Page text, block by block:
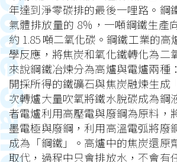
年達到淨零碳排的最後一哩路。鋼
氣體排放量的 8％，一噸鋼鐵生產
約 1.85 噸二氧化碳。鋼鐵工業的高
學反應，將焦炭和氧化鐵轉化為二
來說鋼鐵冶煉分為高爐與電爐兩種
開採所得的鐵礦石與焦炭融煉生成
次轉爐大量吹氧將鐵水脫碳成為鋼
者電爐利用高壓電與廢鋼為原料，
墨電極與廢鋼，利用高溫電弧將廢
成為「鋼鐵」。高爐中的焦炭還原
取代，過程中只會排放水，不會有